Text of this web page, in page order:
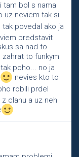
tam bol s nama
uz neviem tak si
povedal ako ja
predstavit
sa nad to
to funkym
poho... no ja
nevies kto to
robili prdel
clanu a uz neh